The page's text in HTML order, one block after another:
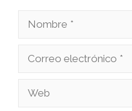
Nombre
Correo
Web